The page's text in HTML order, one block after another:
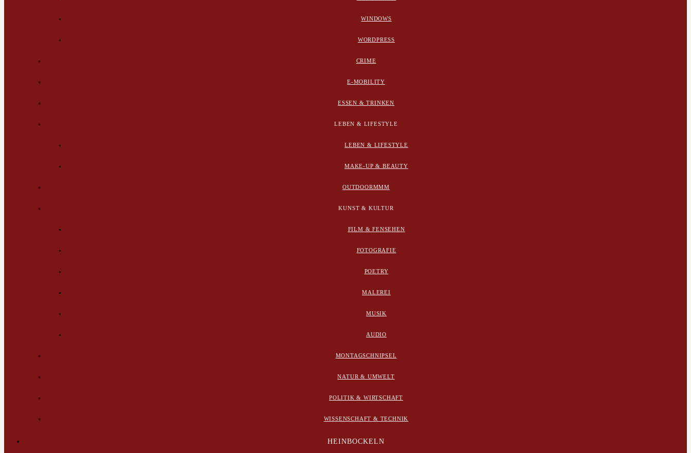
WINDOWS
WORDPRESS
CRIME
E-MOBILITY
ESSEN & TRINKEN
LEBEN & LIFESTYLE
LEBEN & LIFESTYLE
MAKE-UP & BEAUTY
OUTDOORMMM
KUNST & KULTUR
FILM & FENSEHEN
FOTOGRAFIE
POETRY
MALEREI
MUSIK
AUDIO
MONTAGSCHNIPSEL
NATUR & UMWELT
POLITIK & WIRTSCHAFT
WISSENSCHAFT & TECHNIK
HEINBOCKELN